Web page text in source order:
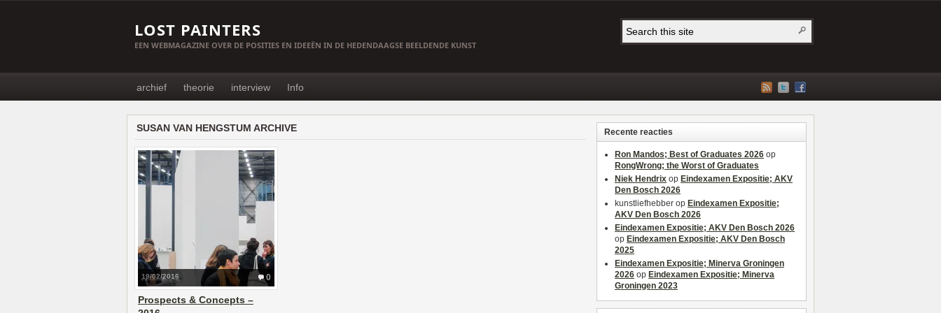
LOST PAINTERS
EEN WEBMAGAZINE OVER DE POSITIES EN IDEEËN IN DE HEDENDAAGSE BEELDENDE KUNST
archief theorie interview Info
SUSAN VAN HENGSTUM ARCHIVE
0
19/02/2016
Prospects & Concepts –
Recente reacties
Ron Mandos; Best of Graduates 2026 op
RongWrong; the Worst of Graduates
Niek Hendrix op Eindexamen Expositie; AKV
Den Bosch 2026
kunstliefhebber op Eindexamen Expositie;
AKV Den Bosch 2026
Eindexamen Expositie; AKV Den Bosch 2026
op Eindexamen Expositie; AKV Den Bosch
2025
Eindexamen Expositie; Minerva Groningen
2026 op Eindexamen Expositie; Minerva
Groningen 2023